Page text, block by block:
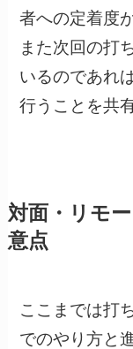
者への定着度
また次回の打
いるのであれ
行うことを共
対面・リモ
意点
ここまでは打
でのやり方と